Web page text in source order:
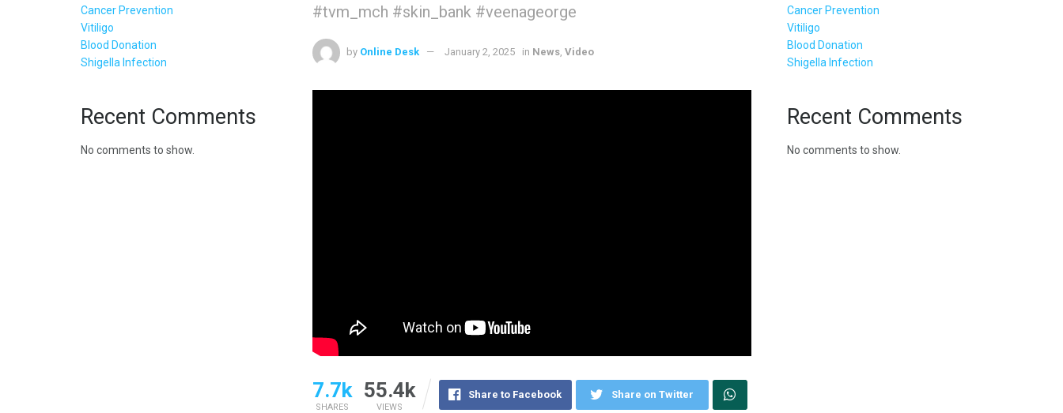
#tvm_mch #skin_bank #veenageorge
by Online Desk January 2, 2025 in News, Video
7.7k
SHARES
55.4k
VIEWS
Share to Facebook Share on Twitter
Cancer Prevention
Vitiligo
Blood Donation
Shigella Infection
Recent Comments
No comments to show.
Cancer Prevention
Vitiligo
Blood Donation
Shigella Infection
Recent Comments
No comments to show.